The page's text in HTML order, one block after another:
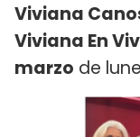
Viviana
Viviana En
marzo de